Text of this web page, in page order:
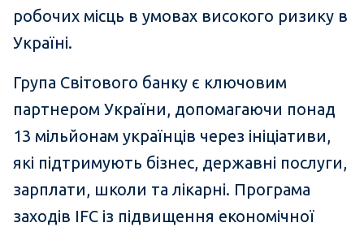
робочих місць в умовах високого ризику в
Україні.
Група Світового банку є ключовим
партнером України, допомагаючи понад
13 мільйонам українців через ініціативи,
які підтримують бізнес, державні послуги,
зарплати, школи та лікарні. Програма
заходів IFC із підвищення економічної